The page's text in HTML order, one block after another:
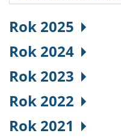
Rok 2025
Rok 2024
Rok 2023
Rok 2022
Rok 2021